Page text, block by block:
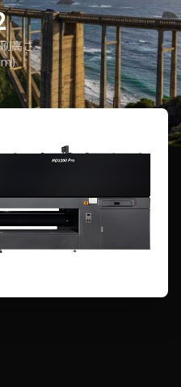
高さ